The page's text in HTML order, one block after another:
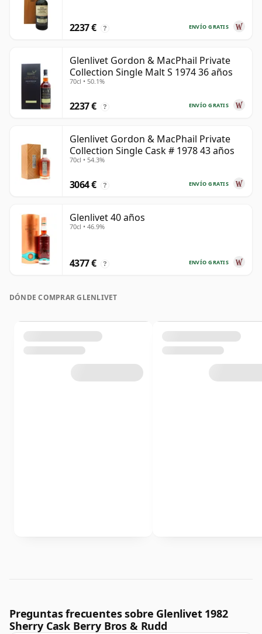
ENVÍO GRATIS
2237 € ?
Glenlivet Gordon & MacPhail Private
Collection Single Malt S 1974 36 años
70cl • 50.1%
ENVÍO GRATIS
2237 € ?
Glenlivet Gordon & MacPhail Private
Collection Single Cask # 1978 43 años
70cl • 54.3%
ENVÍO GRATIS
3064 € ?
Glenlivet 40 años
70cl • 46.9%
ENVÍO GRATIS
4377 € ?
DÓNDE COMPRAR GLENLIVET
Preguntas frecuentes sobre Glenlivet 1982
Sherry Cask Berry Bros & Rudd